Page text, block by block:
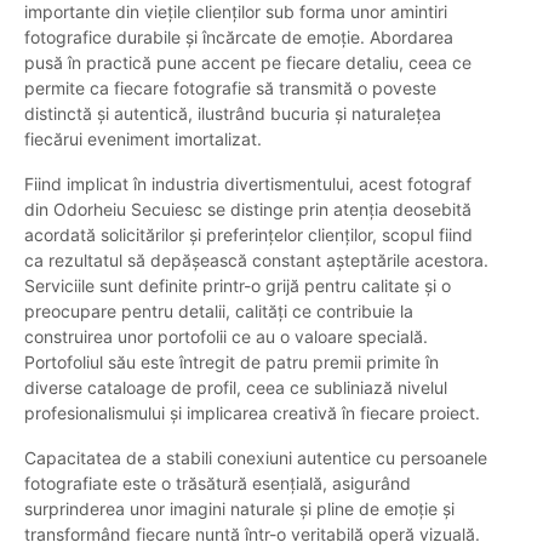
importante din viețile clienților sub forma unor amintiri
fotografice durabile și încărcate de emoție. Abordarea
pusă în practică pune accent pe fiecare detaliu, ceea ce
permite ca fiecare fotografie să transmită o poveste
distinctă și autentică, ilustrând bucuria și naturalețea
fiecărui eveniment imortalizat.
Fiind implicat în industria divertismentului, acest fotograf
din Odorheiu Secuiesc se distinge prin atenția deosebită
acordată solicitărilor și preferințelor clienților, scopul fiind
ca rezultatul să depășească constant așteptările acestora.
Serviciile sunt definite printr-o grijă pentru calitate și o
preocupare pentru detalii, calități ce contribuie la
construirea unor portofolii ce au o valoare specială.
Portofoliul său este întregit de patru premii primite în
diverse cataloage de profil, ceea ce subliniază nivelul
profesionalismului și implicarea creativă în fiecare proiect.
Capacitatea de a stabili conexiuni autentice cu persoanele
fotografiate este o trăsătură esențială, asigurând
surprinderea unor imagini naturale și pline de emoție și
transformând fiecare nuntă într-o veritabilă operă vizuală.